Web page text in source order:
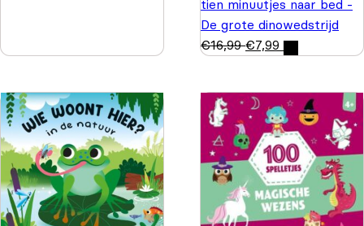
tien minuutjes naar bed -
De grote dinowedstrijd
€16,99 €7,99